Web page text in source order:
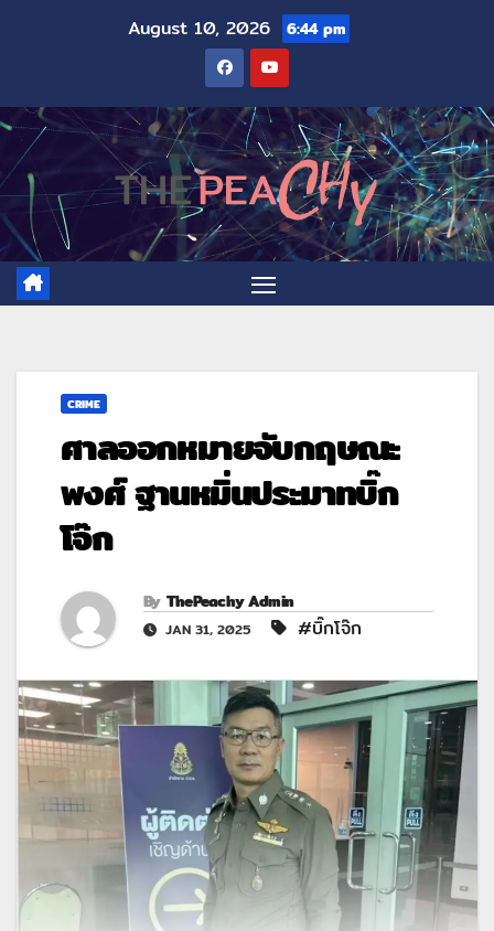
August 10, 2026 6:44 pm
CRIME
ศาลออกหมายจับกฤษณะ
พงศ์ ฐานหมิ่นประมาทบิ๊ก
โจ๊ก
By ThePeachy Admin
JAN 31, 2025 #บิ๊กโจ๊ก